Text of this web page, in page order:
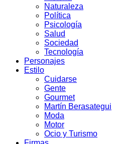
Naturaleza
Política
Psicología
Salud
Sociedad
Tecnología
Personajes
Estilo
Cuidarse
Gente
Gourmet
Martín Berasategui
Moda
Motor
Ocio y Turismo